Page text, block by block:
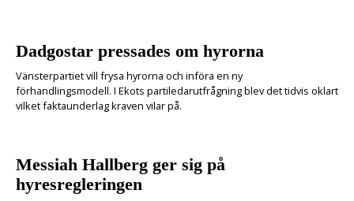
Dadgostar pressades om hyrorna
Vänsterpartiet vill frysa hyrorna och införa en ny
förhandlingsmodell. I Ekots partiledarutfrågning blev det tidvis oklart
vilket faktaunderlag kraven vilar på.
Messiah Hallberg ger sig på
hyresregleringen